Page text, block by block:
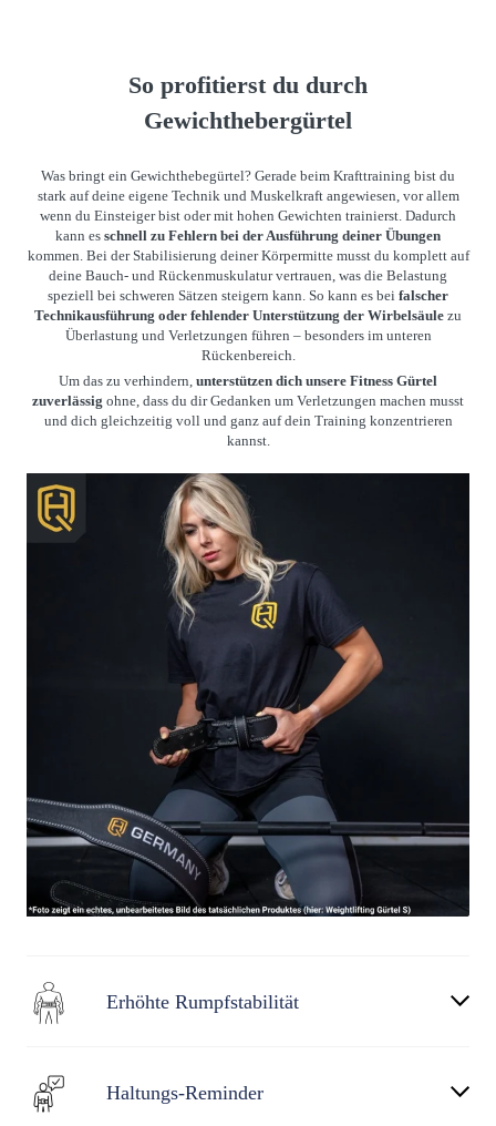
So profitierst du durch
Gewichthebergürtel
Was bringt ein Gewichthebegürtel? Gerade beim Krafttraining bist du
stark auf deine eigene Technik und Muskelkraft angewiesen, vor allem
wenn du Einsteiger bist oder mit hohen Gewichten trainierst. Dadurch
kann es schnell zu Fehlern bei der Ausführung deiner Übungen
kommen. Bei der Stabilisierung deiner Körpermitte musst du komplett auf
deine Bauch- und Rückenmuskulatur vertrauen, was die Belastung
speziell bei schweren Sätzen steigern kann. So kann es bei falscher
Technikausführung oder fehlender Unterstützung der Wirbelsäule zu
Überlastung und Verletzungen führen – besonders im unteren
Rückenbereich.
Um das zu verhindern, unterstützen dich unsere Fitness Gürtel
zuverlässig ohne, dass du dir Gedanken um Verletzungen machen musst
und dich gleichzeitig voll und ganz auf dein Training konzentrieren
kannst.
Erhöhte Rumpfstabilität
Haltungs-Reminder